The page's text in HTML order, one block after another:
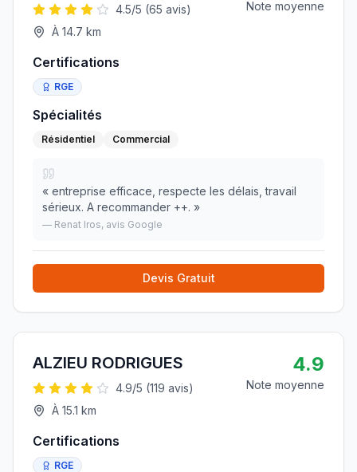
4.5/5 (65 avis)
À 14.7 km
Note moyenne
Certifications
RGE
Spécialités
Résidentiel Commercial
« entreprise efficace, respecte les délais, travail
sérieux. A recommander ++. »
— Renat Iros, avis Google
Devis Gratuit
ALZIEU RODRIGUES
4.9/5 (119 avis)
À 15.1 km
4.9
Note moyenne
Certifications
RGE